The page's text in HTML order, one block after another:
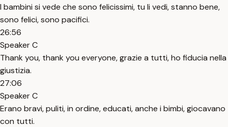
I bambini si vede che sono felicissimi, tu li vedi, stanno bene,
sono felici, sono pacifici.
26:56
Speaker C
Thank you, thank you everyone, grazie a tutti, ho fiducia nella
giustizia.
27:06
Speaker C
Erano bravi, puliti, in ordine, educati, anche i bimbi, giocavano
con tutti.